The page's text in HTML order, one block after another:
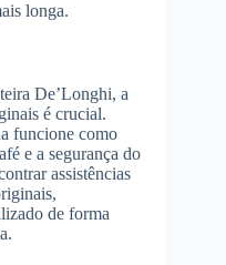
longa.
De’Longhi, a
é crucial.
funcione como
e a segurança do
assistências
de forma